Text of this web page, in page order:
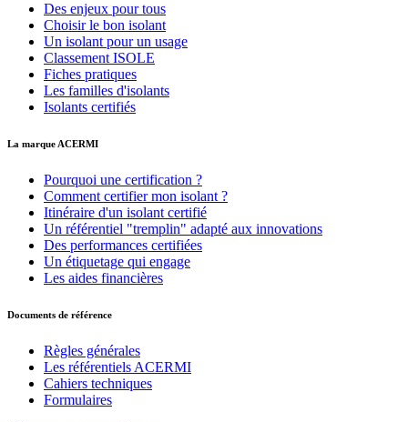
Des enjeux pour tous
Choisir le bon isolant
Un isolant pour un usage
Classement ISOLE
Fiches pratiques
Les familles d'isolants
Isolants certifiés
La marque ACERMI
Pourquoi une certification ?
Comment certifier mon isolant ?
Itinéraire d'un isolant certifié
Un référentiel "tremplin" adapté aux innovations
Des performances certifiées
Un étiquetage qui engage
Les aides financières
Documents de référence
Règles générales
Les référentiels ACERMI
Cahiers techniques
Formulaires